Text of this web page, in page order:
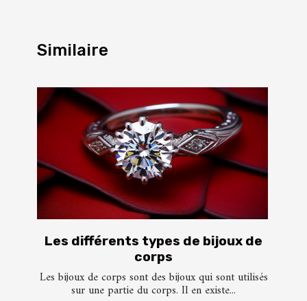
Similaire
Les différents types de bijoux de
corps
Les bijoux de corps sont des bijoux qui sont utilisés
sur une partie du corps. Il en existe...